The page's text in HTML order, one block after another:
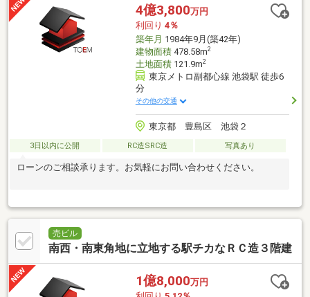
4億3,800万円
利回り 4％
築年月 1984年9月(築42年)
建物面積478.58m2
土地面積121.9m2
東京メトロ副都心線 池袋駅 徒歩6
分
その他の交通
東京都 豊島区 池袋２
3日以内に公開 RC造SRC造 写真あり
ローンのご相談承ります。お気軽にお問い合わせください。
売ビル
南西・南東角地に立地する駅チカなＲＣ造３階建
1億8,000万円